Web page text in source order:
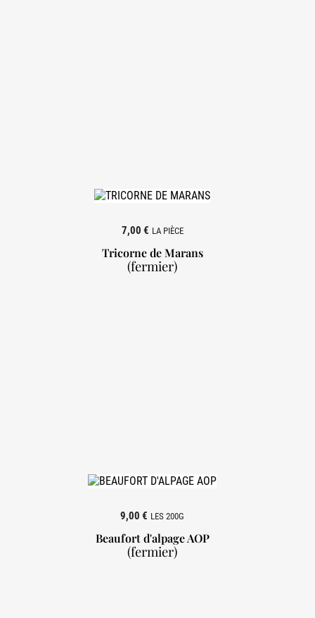
Tricorne de Marans
(fermier)
7,00 € LA PIÈCE

Beaufort d'alpage AOP
(fermier)
9,00 € LES 200G
